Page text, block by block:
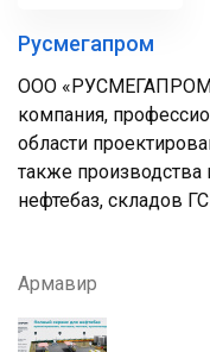
Русмегапром
ООО «РУСМЕГАПРОМ»
компания,
области
также производства
нефтебаз, складов
Армавир